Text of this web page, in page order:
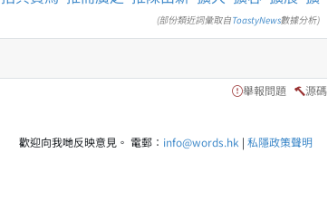
(部份類近詞彙取自ToastyNews數據分析)
舉報問題 源碼
歡迎向我哋反映意見。 電郵： info@words.hk | 私隱政策聲明